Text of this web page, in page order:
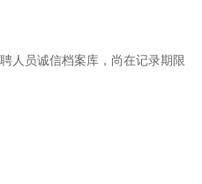
人员诚信档案库，尚在记录期限